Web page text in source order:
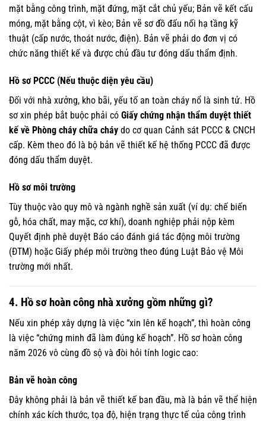
mặt bằng công trình, mặt đứng, mặt cắt chủ yếu; Bản vẽ kết cấu
móng, mặt bằng cột, vì kèo; Bản vẽ sơ đồ đấu nối hạ tầng kỹ
thuật (cấp nước, thoát nước, điện). Bản vẽ phải do đơn vị có
chức năng thiết kế và được chủ đầu tư đóng dấu thẩm định.
Hồ sơ PCCC (Nếu thuộc diện yêu cầu)
Đối với nhà xưởng, kho bãi, yếu tố an toàn cháy nổ là sinh tử. Hồ
sơ xin phép bắt buộc phải có Giấy chứng nhận thẩm duyệt thiết
kế về Phòng cháy chữa cháy do cơ quan Cảnh sát PCCC & CNCH
cấp. Kèm theo đó là bộ bản vẽ thiết kế hệ thống PCCC đã được
đóng dấu thẩm duyệt.
Hồ sơ môi trường
Tùy thuộc vào quy mô và ngành nghề sản xuất (ví dụ: chế biến
gỗ, hóa chất, may mặc, cơ khí), doanh nghiệp phải nộp kèm
Quyết định phê duyệt Báo cáo đánh giá tác động môi trường
(ĐTM) hoặc Giấy phép môi trường theo đúng Luật Bảo vệ Môi
trường mới nhất.
4. Hồ sơ hoàn công nhà xưởng gồm những gì?
Nếu xin phép xây dựng là việc “xin lên kế hoạch”, thì hoàn công
là việc “chứng minh đã làm đúng kế hoạch”. Hồ sơ hoàn công
năm 2026 vô cùng đồ sộ và đòi hỏi tính logic cao:
Bản vẽ hoàn công
Đây không phải là bản vẽ thiết kế ban đầu, mà là bản vẽ thể hiện
chính xác kích thước, tọa độ, hiện trạng thực tế của công trình